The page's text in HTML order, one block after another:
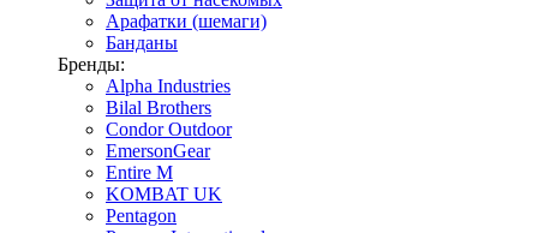
Арафатки (шемаги)
Банданы
Бренды:
Alpha Industries
Bilal Brothers
Condor Outdoor
EmersonGear
Entire M
KOMBAT UK
Pentagon